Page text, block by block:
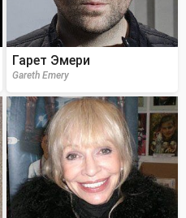
Гарет Эмери
Gareth Emery